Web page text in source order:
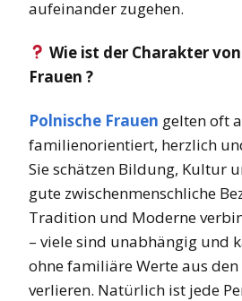
aufeinander zugehen.
Wie ist der Charakter
Frauen ?
Polnische Frauen gelten oft
familienorientiert, herzlich
Sie schätzen Bildung, Kultur
gute zwischenmenschliche
Tradition und Moderne
– viele sind unabhängig und
ohne familiäre Werte aus den
verlieren. Natürlich ist jede